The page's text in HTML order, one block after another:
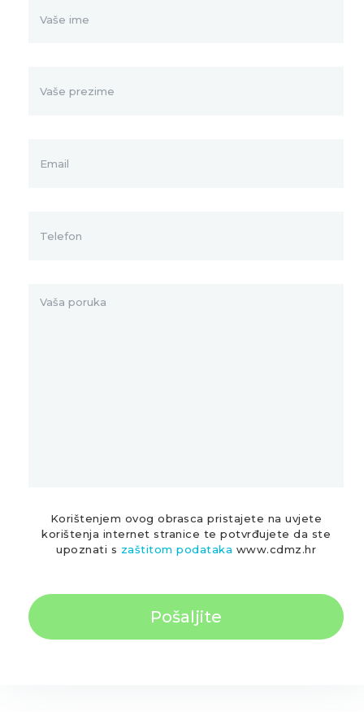
Korištenjem ovog obrasca pristajete na uvjete
korištenja internet stranice te potvrđujete da ste
upoznati s zaštitom podataka www.cdmz.hr